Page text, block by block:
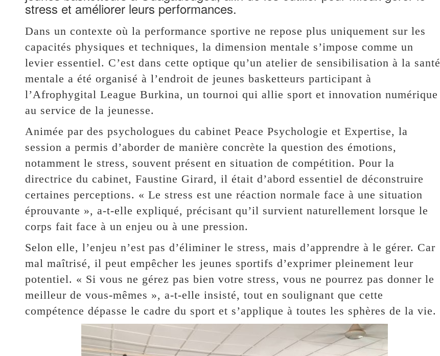
stress et améliorer leurs performances.
Dans un contexte où la performance sportive ne repose plus uniquement sur les
capacités physiques et techniques, la dimension mentale s’impose comme un
levier essentiel. C’est dans cette optique qu’un atelier de sensibilisation à la santé
mentale a été organisé à l’endroit de jeunes basketteurs participant à
l’Afrophygital League Burkina, un tournoi qui allie sport et innovation numérique
au service de la jeunesse.
Animée par des psychologues du cabinet Peace Psychologie et Expertise, la
session a permis d’aborder de manière concrète la question des émotions,
notamment le stress, souvent présent en situation de compétition. Pour la
directrice du cabinet, Faustine Girard, il était d’abord essentiel de déconstruire
certaines perceptions. « Le stress est une réaction normale face à une situation
éprouvante », a-t-elle expliqué, précisant qu’il survient naturellement lorsque le
corps fait face à un enjeu ou à une pression.
Selon elle, l’enjeu n’est pas d’éliminer le stress, mais d’apprendre à le gérer. Car
mal maîtrisé, il peut empêcher les jeunes sportifs d’exprimer pleinement leur
potentiel. « Si vous ne gérez pas bien votre stress, vous ne pourrez pas donner le
meilleur de vous-mêmes », a-t-elle insisté, tout en soulignant que cette
compétence dépasse le cadre du sport et s’applique à toutes les sphères de la vie.